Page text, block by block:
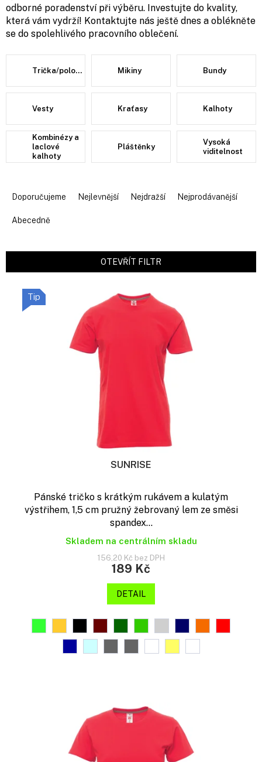
odborné poradenství při výběru. Investujte do kvality,
která vám vydrží! Kontaktujte nás ještě dnes a oblékněte
se do spolehlivého pracovního oblečení.
Trička/polokošile/košile Mikiny Bundy
Vesty Kraťasy Kalhoty
Kombinézy a
laclové
kalhoty
Pláštěnky
Vysoká
viditelnost
r
Doporučujeme Nejlevnější Nejdražší Nejprodávanější
Abecedně
OTEVŘÍT FILTR
Tip
SUNRISE
Pánské tričko s krátkým rukávem a kulatým
výstřihem, 1,5 cm pružný žebrovaný lem ze směsi
spandex...
Skladem na centrálním skladu
156,20 Kč bez DPH
189 Kč
DETAIL